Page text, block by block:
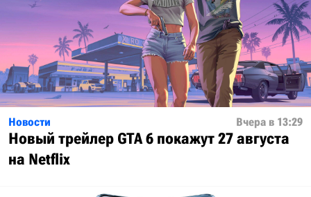
Новости Вчера в 13:29
Новый трейлер GTA 6 покажут 27 августа
на Netflix